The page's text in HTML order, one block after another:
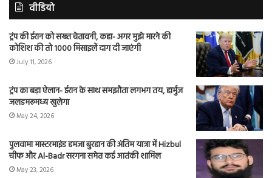
वीडियो
ट्रंप की ईरान को सख्त चेतावनी, कहा- अगर मुझे मारने की
कोशिश की तो 1000 मिसाइलें दाग दी जाएंगी
July 11, 2026
ट्रंप का बड़ा ऐलान- ईरान के साथ समझौता लगभग तय, हार्मुज
जलडमरूमध्य खुलेगा
May 24, 2026
पुलवामा मास्टरमाइंड हमजा बुरहान की अंतिम यात्रा में Hizbul
चीफ और Al-Badr सरगना समेत कई आतंकी शामिल
May 23, 2026